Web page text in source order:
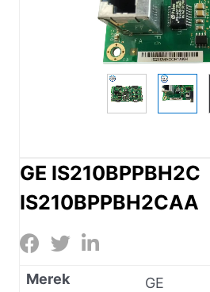
GE IS210BPPBH2C
IS210BPPBH2CAA
Merek
GE